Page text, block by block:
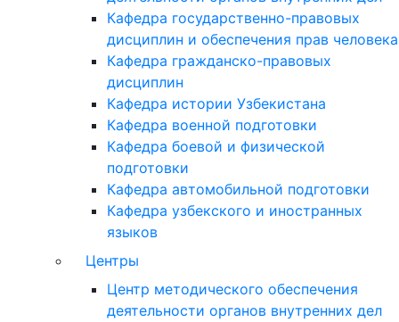
Кафедра государственно-правовых
дисциплин и обеспечения прав человека
Кафедра гражданско-правовых
дисциплин
Кафедра истории Узбекистана
Кафедра военной подготовки
Кафедра боевой и физической
подготовки
Кафедра автомобильной подготовки
Кафедра узбекского и иностранных
языков
Центры
Центр методического обеспечения
деятельности органов внутренних дел